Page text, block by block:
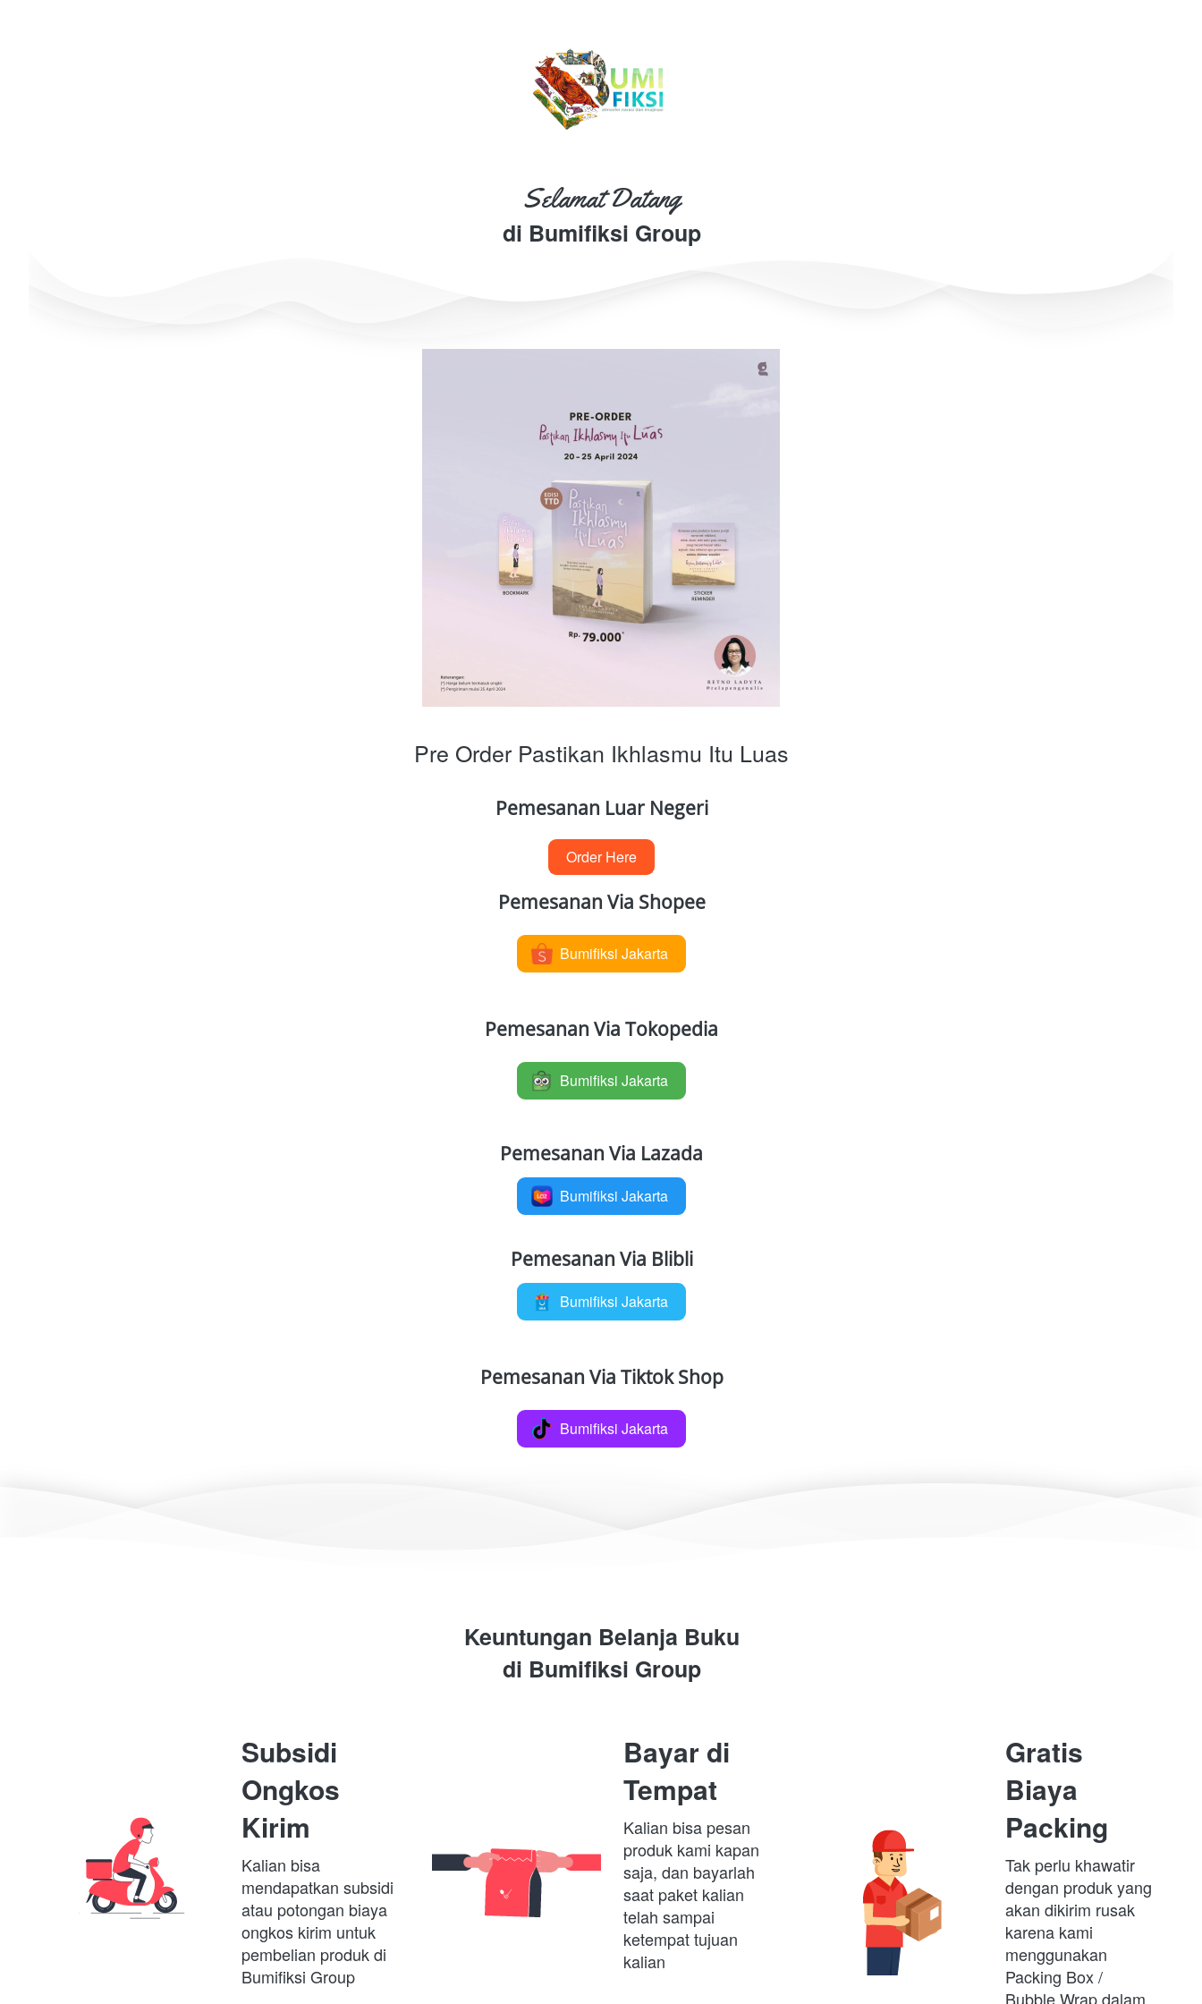
Selamat Datang
di Bumifiksi Group
Pre Order Pastikan Ikhlasmu Itu Luas
Pemesanan Luar Negeri
`
Order Here
Pemesanan Via Shopee
` Bumifiksi Jakarta
Pemesanan Via Tokopedia
` Bumifiksi Jakarta
Pemesanan Via Lazada
` Bumifiksi Jakarta
Pemesanan Via Blibli
` Bumifiksi Jakarta
Pemesanan Via Tiktok Shop
` Bumifiksi Jakarta
Keuntungan Belanja Buku
di Bumifiksi Group
Subsidi
Ongkos
Kirim
Kalian bisa
mendapatkan subsidi
atau potongan biaya
ongkos kirim untuk
pembelian produk di
Bumifiksi Group
Bayar di
Tempat
Kalian bisa pesan
produk kami kapan
saja, dan bayarlah
saat paket kalian
telah sampai
ketempat tujuan
kalian
Gratis
Biaya
Packing
Tak perlu khawatir
dengan produk yang
akan dikirim rusak
karena kami
menggunakan
Packing Box /
Bubble Wrap dalam